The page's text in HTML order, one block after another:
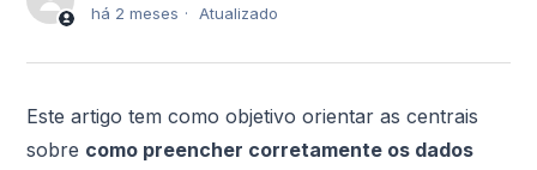
há 2 meses Atualizado
Este artigo tem como objetivo orientar as centrais
sobre como preencher corretamente os dados